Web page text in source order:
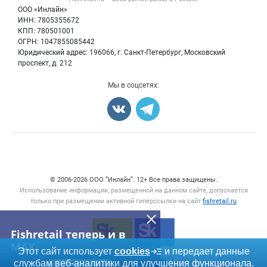
Fishretail теперь и в
MAX
ООО «Инлайн»
ИНН: 7805355672
КПП: 780501001
ОГРН: 1047855085442
Юридический адрес: 196066, г. Санкт-Петербург, Московский
проспект, д. 212
Блог
Мы в соцсетях:
© 2006‑2026 ООО “Инлайн”. 12+ Все права защищены.
Использование информации, размещенной на данном сайте, допускается
только при размещении активной гиперссылки на сайт fishretail.ru
Этот сайт использует cookies
и передает данные
службам веб-аналитики для улучшения функционала.